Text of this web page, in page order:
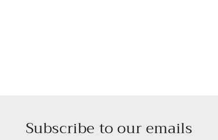
Subscribe to our emails